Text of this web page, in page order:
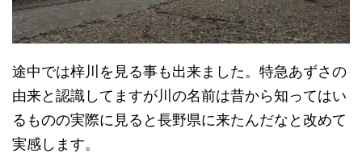
途中では梓川を見る事も出来ました。特急あずさの
由来と認識してますが川の名前は昔から知ってはい
るものの実際に見ると長野県に来たんだなと改めて
実感します。